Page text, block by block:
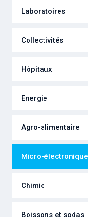
Laboratoires
Collectivités
Hôpitaux
Energie
Agro-alimentaire
Micro-électronique
Chimie
Boissons et sodas